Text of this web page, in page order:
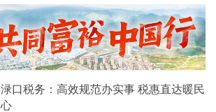
企业和学校分管餐饮工作负责人等
温情守护着万千旅客的平安出行路。大连客运
段动车一队大连北至哈尔滨西的G517次“小鸥专
班”列车长孙丽娟，便是其中一员。5月1日，她
在忙碌的乘务工作中，用坚守诠释劳动之美，
年3月参加工作以来
渌口税务：高效规范办实事 税惠直达暖民
心